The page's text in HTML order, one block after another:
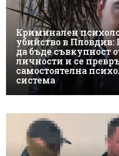
Криминален
убийство в Пловдив:
да бъде съвкупност
личности и се
самостоятелна
система